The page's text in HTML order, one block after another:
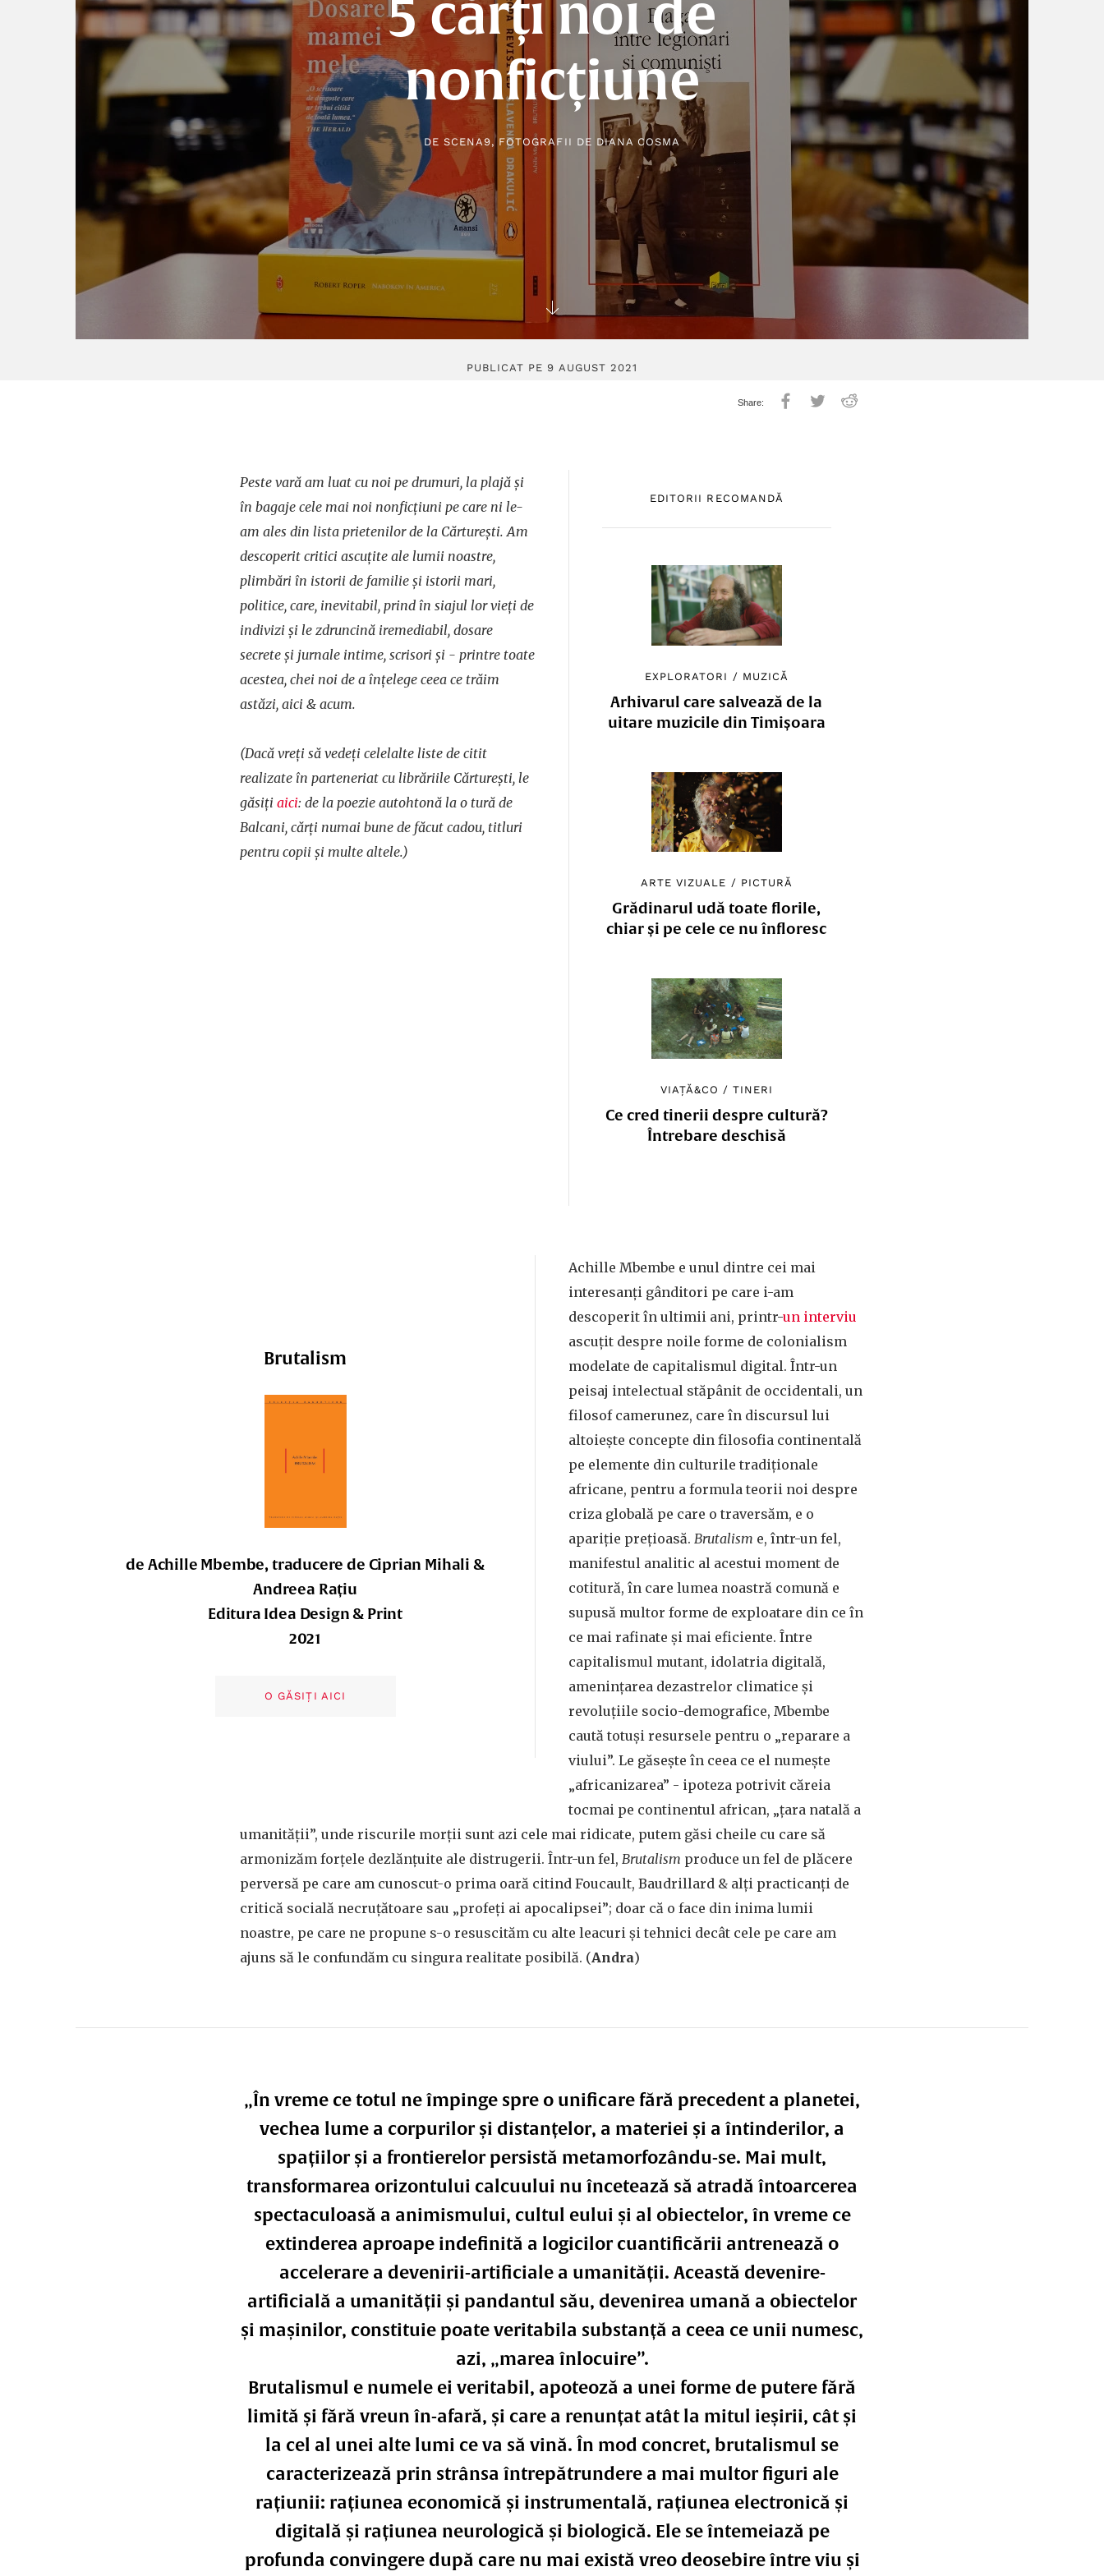
5 cărți noi de
nonficțiune
DE SCENA9, FOTOGRAFII DE DIANA COSMA
PUBLICAT PE 9 AUGUST 2021
EDITORII RECOMANDĂ
EXPLORATORI / MUZICĂ
Arhivarul care salvează de la
uitare muzicile din Timișoara
ARTE VIZUALE / PICTURĂ
Grădinarul udă toate florile,
chiar și pe cele ce nu înfloresc
VIAȚĂ&CO /TINERI
Ce cred tinerii despre cultură?
Întrebare deschisă
Peste vară am luat cu noi pe drumuri, la plajă și
în bagaje cele mai noi nonficțiuni pe care ni le-
am ales din lista prietenilor de la Cărturești. Am
descoperit critici ascuțite ale lumii noastre,
plimbări în istorii de familie și istorii mari,
politice, care, inevitabil, prind în siajul lor vieți de
indivizi și le zdruncină iremediabil, dosare
secrete și jurnale intime, scrisori și - printre toate
acestea, chei noi de a înțelege ceea ce trăim
astăzi, aici & acum.
(Dacă vreți să vedeți celelalte liste de citit
realizate în parteneriat cu librăriile Cărturești, le
găsiți aici: de la poezie autohtonă la o tură de
Balcani, cărți numai bune de făcut cadou, titluri
pentru copii și multe altele.)
Brutalism
de Achille Mbembe, traducere de Ciprian Mihali &
Andreea Rațiu
Editura Idea Design & Print
2021
O GĂSIȚI AICI
Achille Mbembe e unul dintre cei mai
interesanți gânditori pe care i-am
descoperit în ultimii ani, printr-un interviu
ascuțit despre noile forme de colonialism
modelate de capitalismul digital. Într-un
peisaj intelectual stăpânit de occidentali, un
filosof camerunez, care în discursul lui
altoiește concepte din filosofia continentală
pe elemente din culturile tradiționale
africane, pentru a formula teorii noi despre
criza globală pe care o traversăm, e o
apariție prețioasă. Brutalism e, într-un fel,
manifestul analitic al acestui moment de
cotitură, în care lumea noastră comună e
supusă multor forme de exploatare din ce în
ce mai rafinate și mai eficiente. Între
capitalismul mutant, idolatria digitală,
amenințarea dezastrelor climatice și
revoluțiile socio-demografice, Mbembe
caută totuși resursele pentru o „reparare a
viului”. Le găsește în ceea ce el numește
„africanizarea” - ipoteza potrivit căreia
tocmai pe continentul african, „țara natală a
umanității”, unde riscurile morții sunt azi cele mai ridicate, putem găsi cheile cu care să
armonizăm forțele dezlănțuite ale distrugerii. Într-un fel, Brutalism produce un fel de plăcere
perversă pe care am cunoscut-o prima oară citind Foucault, Baudrillard & alți practicanți de
critică socială necruțătoare sau „profeți ai apocalipsei”; doar că o face din inima lumii
noastre, pe care ne propune s-o resuscităm cu alte leacuri și tehnici decât cele pe care am
ajuns să le confundăm cu singura realitate posibilă. (Andra)
„În vreme ce totul ne împinge spre o unificare fără precedent a planetei,
vechea lume a corpurilor și distanțelor, a materiei și a întinderilor, a
spațiilor și a frontierelor persistă metamorfozându-se. Mai mult,
transformarea orizontului calcuului nu încetează să atradă întoarcerea
spectaculoasă a animismului, cultul eului și al obiectelor, în vreme ce
extinderea aproape indefinită a logicilor cuantificării antrenează o
accelerare a devenirii-artificiale a umanității. Această devenire-
artificială a umanității și pandantul său, devenirea umană a obiectelor
și mașinilor, constituie poate veritabila substanță a ceea ce unii numesc,
azi, „marea înlocuire”.
Brutalismul e numele ei veritabil, apoteoză a unei forme de putere fără
limită și fără vreun în-afară, și care a renunțat atât la mitul ieșirii, cât și
la cel al unei alte lumi ce va să vină. În mod concret, brutalismul se
caracterizează prin strânsa întrepătrundere a mai multor figuri ale
rațiunii: rațiunea economică și instrumentală, rațiunea electronică și
digitală și rațiunea neurologică și biologică. Ele se întemeiază pe
profunda convingere după care nu mai există vreo deosebire între viu și